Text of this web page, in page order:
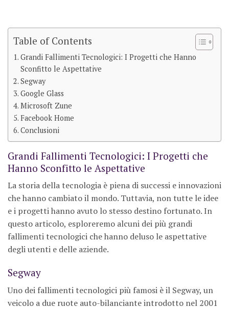
Table of Contents
Grandi Fallimenti Tecnologici: I Progetti che Hanno
Sconfitto le Aspettative
Segway
Google Glass
Microsoft Zune
Facebook Home
Conclusioni
Grandi Fallimenti Tecnologici: I Progetti che
Hanno Sconfitto le Aspettative
La storia della tecnologia è piena di successi e innovazioni
che hanno cambiato il mondo. Tuttavia, non tutte le idee
e i progetti hanno avuto lo stesso destino fortunato. In
questo articolo, esploreremo alcuni dei più grandi
fallimenti tecnologici che hanno deluso le aspettative
degli utenti e delle aziende.
Segway
Uno dei fallimenti tecnologici più famosi è il Segway, un
veicolo a due ruote auto-bilanciante introdotto nel 2001